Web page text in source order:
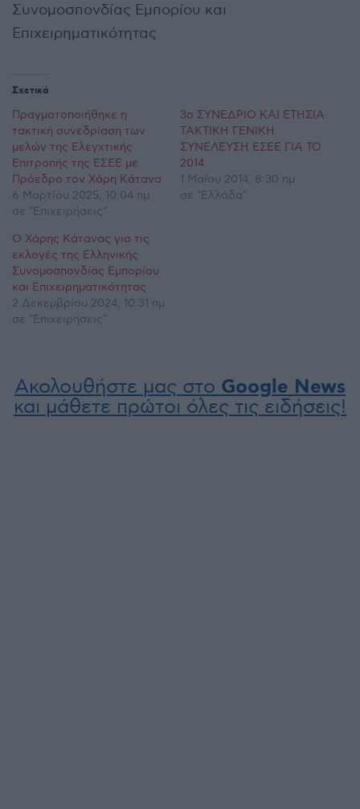
Συνομοσπονδίας Εμπορίου και
Επιχειρηματικότητας
Σχετικά
Πραγματοποιήθηκε η
τακτική συνεδρίαση των
μελών της Ελεγχτικής
Επιτροπής της ΕΣΕΕ με
Πρόεδρο τον Χάρη Κάτανα
6 Μαρτίου 2025, 10:04 πμ
σε "Επιχειρήσεις"
3o ΣΥΝΕΔΡΙΟ ΚΑΙ ΕΤΗΣΙΑ
ΤΑΚΤΙΚΗ ΓΕΝΙΚΗ
ΣΥΝΕΛΕΥΣΗ ΕΣΕΕ ΓΙΑ ΤΟ
2014
1 Μαΐου 2014, 8:30 πμ
σε "Ελλάδα"
Ο Χάρης Κάτανας για τις
εκλογές της Ελληνικής
Συνομοσπονδίας Εμπορίου
και Επιχειρηματικότητας
2 Δεκεμβρίου 2024, 10:31 πμ
σε "Επιχειρήσεις"
Ακολουθήστε μας στο Google News
και μάθετε πρώτοι όλες τις ειδήσεις!